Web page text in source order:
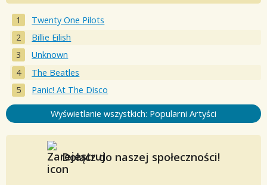
Twenty One Pilots
Billie Eilish
Unknown
The Beatles
Panic! At The Disco
Wyświetlanie wszystkich: Popularni Artyści
Dołącz do naszej społeczności!